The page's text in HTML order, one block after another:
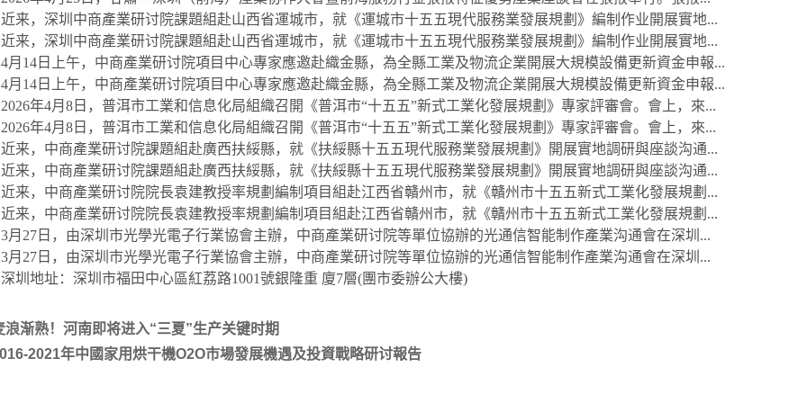
，深圳中商產業研讨院課題組赴山西省運城市，就《運城市十五五現代服務業發展規劃》編制作业開展實地...
，深圳中商產業研讨院課題組赴山西省運城市，就《運城市十五五現代服務業發展規劃》編制作业開展實地...
日上午，中商產業研讨院項目中心專家應邀赴織金縣，為全縣工業及物流企業開展大規模設備更新資金申報...
日上午，中商產業研讨院項目中心專家應邀赴織金縣，為全縣工業及物流企業開展大規模設備更新資金申報...
年4月8日，普洱市工業和信息化局組織召開《普洱市“十五五”新式工業化發展規劃》專家評審會。會上，來...
年4月8日，普洱市工業和信息化局組織召開《普洱市“十五五”新式工業化發展規劃》專家評審會。會上，來...
，中商產業研讨院課題組赴廣西扶綏縣，就《扶綏縣十五五現代服務業發展規劃》開展實地調研與座談沟通...
，中商產業研讨院課題組赴廣西扶綏縣，就《扶綏縣十五五現代服務業發展規劃》開展實地調研與座談沟通...
，中商產業研讨院院長袁建教授率規劃編制項目組赴江西省贛州市，就《贛州市十五五新式工業化發展規劃...
，中商產業研讨院院長袁建教授率規劃編制項目組赴江西省贛州市，就《贛州市十五五新式工業化發展規劃...
日，由深圳市光學光電子行業協會主辦，中商產業研讨院等單位協辦的光通信智能制作產業沟通會在深圳...
日，由深圳市光學光電子行業協會主辦，中商產業研讨院等單位協辦的光通信智能制作產業沟通會在深圳...
地址：深圳市福田中心區紅荔路1001號銀隆重 廈7層(團市委辦公大樓)
浪渐熟！河南即将进入“三夏”生产关键时期
2021年中國家用烘干機O2O市場發展機遇及投資戰略研讨報告